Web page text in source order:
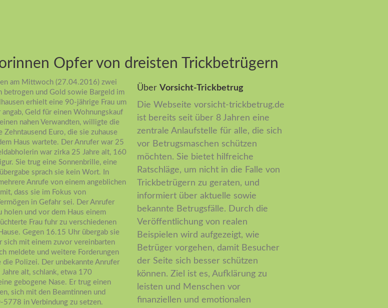
Opfer von dreisten Trickbetrügern
am Mittwoch (27.04.2016) zwei
betrogen und Gold sowie Bargeld im
erhielt eine 90-jährige Frau um
Geld für einen Wohnungskauf
nahen Verwandten, willigte die
Zehntausend Euro, die sie zuhause
Haus wartete. Der Anrufer war 25
war zirka 25 Jahre alt, 160
Sie trug eine Sonnenbrille, eine
sprach sie kein Wort. In
Anrufe von einem angeblichen
dass sie im Fokus von
in Gefahr sei. Der Anrufer
holen und vor dem Haus einem
Frau fuhr zu verschiedenen
Gegen 16.15 Uhr übergab sie
sich mit einem zuvor vereinbarten
meldete und weitere Forderungen
Polizei. Der unbekannte Anrufer
alt, schlank, etwa 170
gebogene Nase. Er trug einen
sich mit den Beamtinnen und
in Verbindung zu setzen.
Über Vorsicht-Trickbetrug
Die Webseite vorsicht-trickbetrug.de
ist bereits seit über 8 Jahren eine
zentrale Anlaufstelle für alle, die sich
vor Betrugsmaschen schützen
möchten. Sie bietet hilfreiche
Ratschläge, um nicht in die Falle von
Trickbetrügern zu geraten, und
informiert über aktuelle sowie
bekannte Betrugsfälle. Durch die
Veröffentlichung von realen
Beispielen wird aufgezeigt, wie
Betrüger vorgehen, damit Besucher
der Seite sich besser schützen
können. Ziel ist es, Aufklärung zu
leisten und Menschen vor
finanziellen und emotionalen